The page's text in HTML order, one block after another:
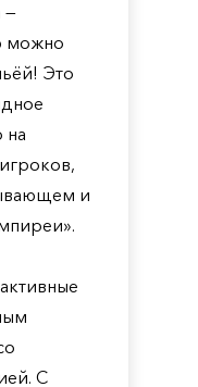
—
можно
Это
на
и
С